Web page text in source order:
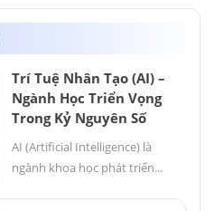
Trí Tuệ Nhân Tạo (AI) –
Ngành Học Triển Vọng
Trong Kỷ Nguyên Số
AI (Artificial Intelligence) là
ngành khoa học phát triển...